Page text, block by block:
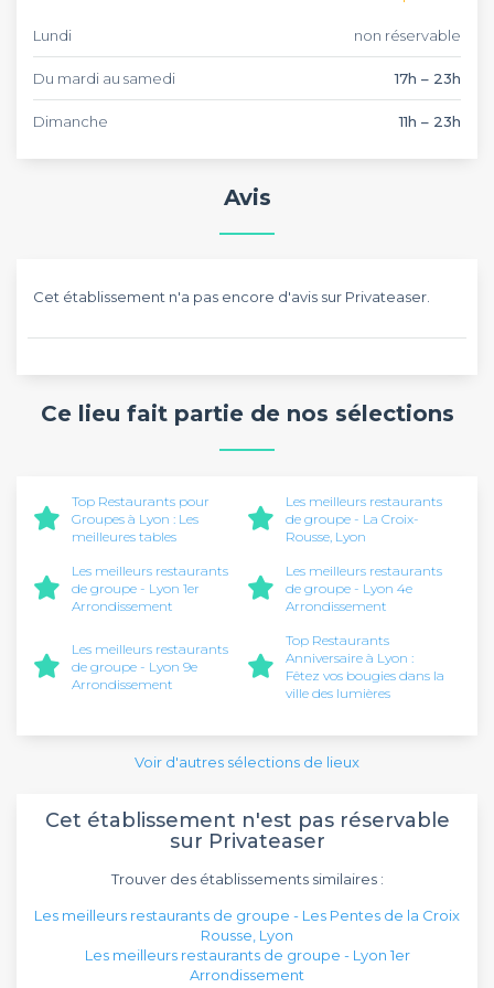
Lundi non réservable
Du mardi au samedi 17h – 23h
Dimanche 11h – 23h
Avis
Cet établissement n'a pas encore d'avis sur Privateaser.
Ce lieu fait partie de nos sélections
Top Restaurants pour
Groupes à Lyon : Les
meilleures tables
Les meilleurs restaurants
de groupe - La Croix-
Rousse, Lyon
Les meilleurs restaurants
de groupe - Lyon 1er
Arrondissement
Les meilleurs restaurants
de groupe - Lyon 4e
Arrondissement
Les meilleurs restaurants
de groupe - Lyon 9e
Arrondissement
Top Restaurants
Anniversaire à Lyon :
Fêtez vos bougies dans la
ville des lumières
Voir d'autres sélections de lieux
Cet établissement n'est pas réservable
sur Privateaser
Trouver des établissements similaires :
Les meilleurs restaurants de groupe - Les Pentes de la Croix
Rousse, Lyon
Les meilleurs restaurants de groupe - Lyon 1er
Arrondissement